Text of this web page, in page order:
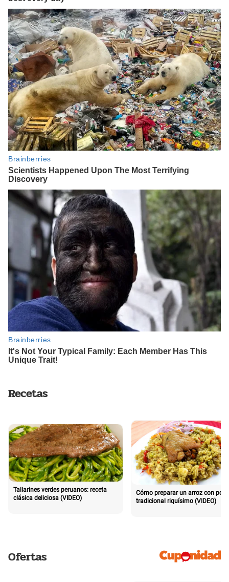
Recetas
Tallarines verdes peruanos: receta
clásica deliciosa (VIDEO)
Cómo preparar un arroz con pollo
tradicional riquísimo (VIDEO)
Ofertas